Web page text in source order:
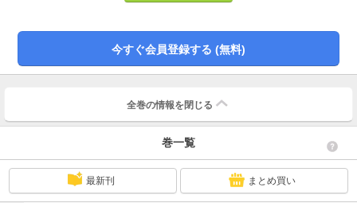
今すぐ会員登録する (無料)
全巻の情報を 閉じる
巻一覧
最新刊 まとめ買い